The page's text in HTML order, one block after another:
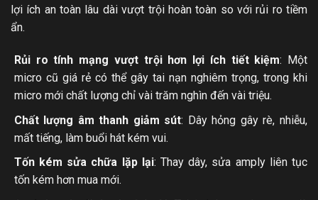
lợi ích an toàn lâu dài vượt trội hoàn toàn so với rủi ro tiềm
ẩn.
Rủi ro tính mạng vượt trội hơn lợi ích tiết kiệm: Một
micro cũ giá rẻ có thể gây tai nạn nghiêm trọng, trong khi
micro mới chất lượng chỉ vài trăm nghìn đến vài triệu.
Chất lượng âm thanh giảm sút: Dây hỏng gây rè, nhiễu,
mất tiếng, làm buổi hát kém vui.
Tốn kém sửa chữa lặp lại: Thay dây, sửa amply liên tục
tốn kém hơn mua mới.